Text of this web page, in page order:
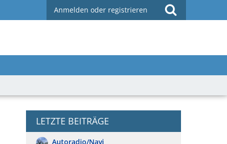
Anmelden oder registrieren
LETZTE BEITRÄGE
Autoradio/Navi